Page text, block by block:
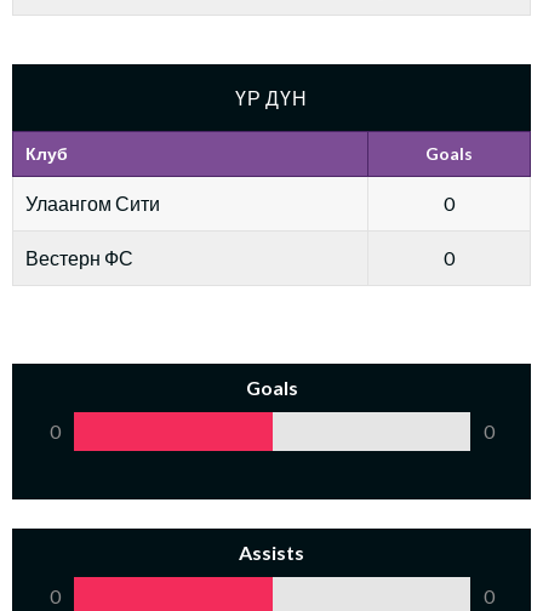
ҮР ДҮН
Клуб Goals
Улаангом Сити 0
Вестерн ФС 0
Goals
0
0
Assists
0
0